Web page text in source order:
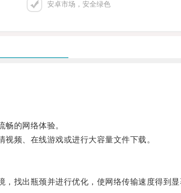
安卓市场，安全绿色
的网络体验。
频、在线游戏或进行大容量文件下载。
找出瓶颈并进行优化，使网络传输速度得到显